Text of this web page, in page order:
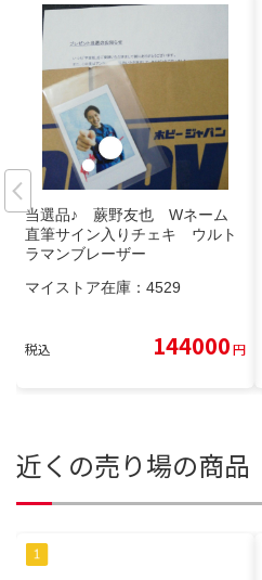
当選品♪ 蕨野友也 Wネーム
直筆サイン入りチェキ ウルト
ラマンブレーザー
マイストア在庫： 4529
税込 144000円
近くの売り場の商品